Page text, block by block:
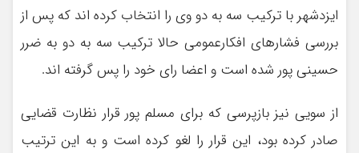
ایزدشهر با ترکیب سه به دو وی را انتخاب کرده اند که پس از
بررسی فشارهای افکارعمومی حالا ترکیب سه به دو به ضرر
حسینی پور شده است و اعضا رای خود را پس گرفته اند.
از سویی نیز بازپرسی که برای مسلم پور قرار نظارت قضایی
صادر کرده بود، این قرار را لغو کرده است و به این ترتیب